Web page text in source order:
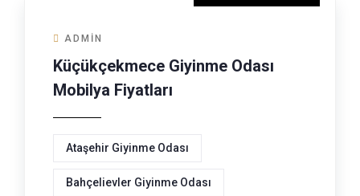
ADMIN
Küçükçekmece Giyinme Odası
Mobilya Fiyatları
Ataşehir Giyinme Odası
Bahçelievler Giyinme Odası